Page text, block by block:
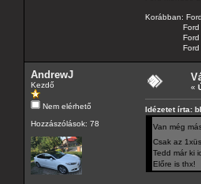
Korábban:
Ford
Ford
Ford
AndrewJ
Kezdő
Nem elérhető
Hozzászólások: 78
«
Idézetet írta:
Van még
Csak az
Tedd már ki
Előre is thx!